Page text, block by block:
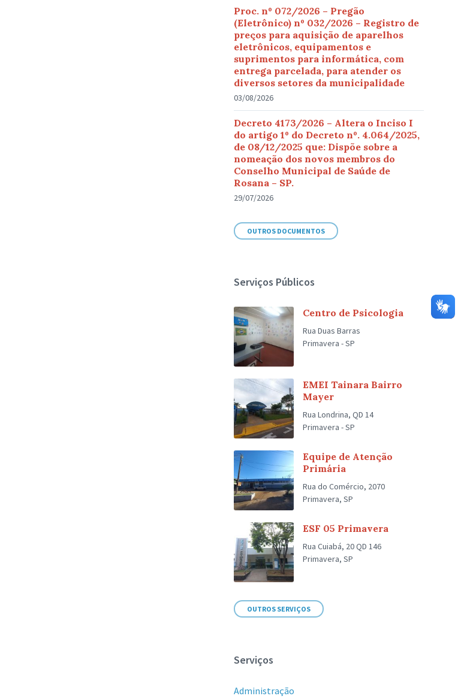
Proc. nº 072/2026 – Pregão
(Eletrônico) nº 032/2026 – Registro de
preços para aquisição de aparelhos
eletrônicos, equipamentos e
suprimentos para informática, com
entrega parcelada, para atender os
diversos setores da municipalidade
03/08/2026
Decreto 4173/2026 – Altera o Inciso I
do artigo 1º do Decreto nº. 4.064/2025,
de 08/12/2025 que: Dispõe sobre a
nomeação dos novos membros do
Conselho Municipal de Saúde de
Rosana – SP.
29/07/2026
OUTROS DOCUMENTOS
Serviços Públicos
Centro de Psicologia
Rua Duas Barras
Primavera - SP
EMEI Tainara Bairro
Mayer
Rua Londrina, QD 14
Primavera - SP
Equipe de Atenção
Primária
Rua do Comércio, 2070
Primavera, SP
ESF 05 Primavera
Rua Cuiabá, 20 QD 146
Primavera, SP
OUTROS SERVIÇOS
Serviços
Administração